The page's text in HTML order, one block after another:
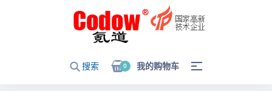
搜索 0 我的购物车